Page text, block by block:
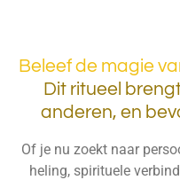
Beleef de magie
Dit ritueel
anderen, en
Of je nu zoekt naar
heling, spirituele